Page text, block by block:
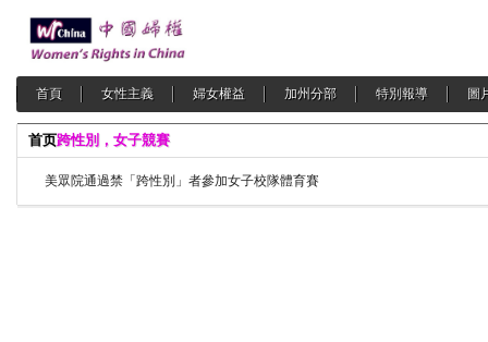
首頁 女性主義 婦女權益 加州分部 特別報導 圖
首页跨性別，女子競賽
美眾院通過禁「跨性別」者參加女子校隊體育賽